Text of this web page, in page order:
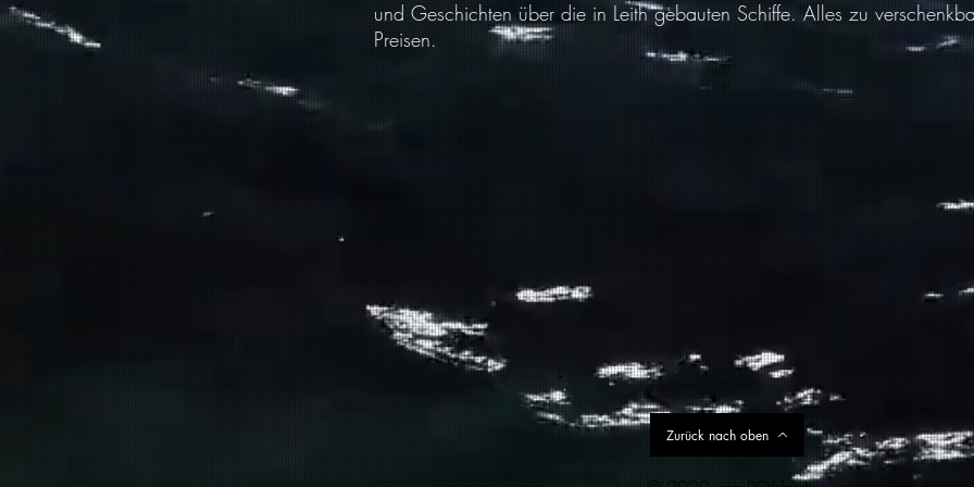
und Geschichten über die in Leith gebauten Schiffe. Alles zu
Preisen.
Zurück nach oben